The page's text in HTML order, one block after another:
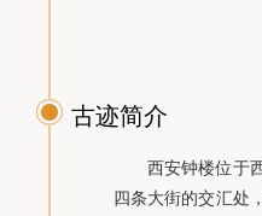
关中书院古迹简介
西安钟楼位于
四条大街的交汇处